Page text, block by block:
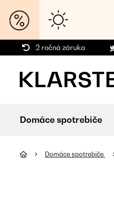
2 ročná záruka
Domáce spotrebiče
Domáce spotrebiče